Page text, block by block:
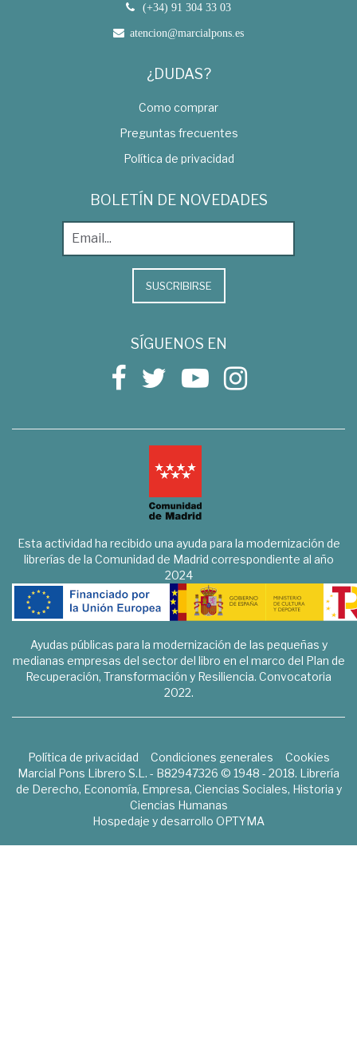
(+34) 91 304 33 03
atencion@marcialpons.es
¿DUDAS?
Como comprar
Preguntas frecuentes
Política de privacidad
BOLETÍN DE NOVEDADES
SUSCRIBIRSE
SÍGUENOS EN
Esta actividad ha recibido una ayuda para la modernización de
librerías de la Comunidad de Madrid correspondiente al año
2024
Ayudas públicas para la modernización de las pequeñas y
medianas empresas del sector del libro en el marco del Plan de
Recuperación, Transformación y Resiliencia. Convocatoria
2022.
Política de privacidad Condiciones generales
Cookies
Marcial Pons Librero S.L. - B82947326 © 1948 - 2018. Librería
de Derecho, Economía, Empresa, Ciencias Sociales, Historia y
Ciencias Humanas
Hospedaje y desarrollo OPTYMA